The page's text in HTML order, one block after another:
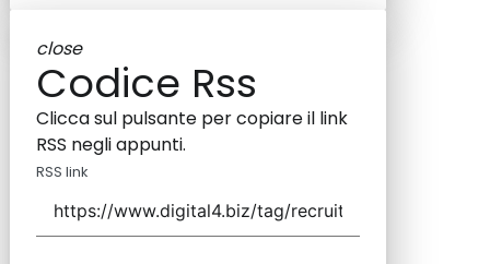
close
Codice Rss
Clicca sul pulsante per copiare il link
RSS negli appunti.
RSS link